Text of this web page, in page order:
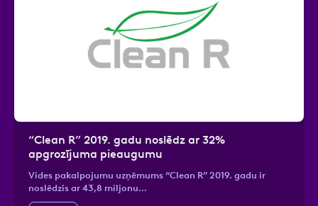
“Clean R” 2019. gadu noslēdz ar 32%
apgrozījuma pieaugumu
Vides pakalpojumu uzņēmums “Clean R” 2019. gadu ir
noslēdzis ar 43,8 miljonu…